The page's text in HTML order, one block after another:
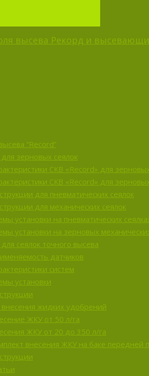
высева Рекорд и
“Record”
зерновых сеялок
СКВ «Record» для
СКВ «Record» для
для пневматических сеялок
для механических сеялок
установки на пневматических
установки на зерновых
сеялок точного высева
датчиков
систем
установки
внесения жидких удобрений
ЖКУ от 50 л/га
ЖКУ от 20 до 350 л/га
внесения ЖКУ на баке передней